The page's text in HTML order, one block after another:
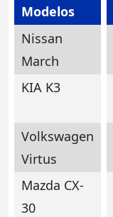
Modelos
Nissan
March
KIA K3
Volkswagen
Virtus
Mazda CX-
30